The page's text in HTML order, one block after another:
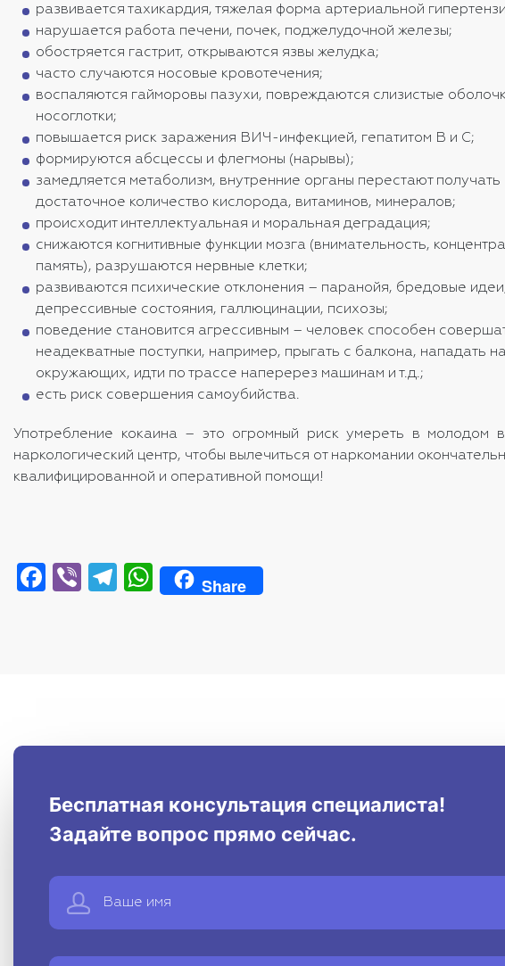
развивается тахикардия, тяжелая форма артериальной
нарушается работа печени, почек, поджелудочной железы;
обостряется гастрит, открываются язвы желудка;
часто случаются носовые кровотечения;
воспаляются гайморовы пазухи, повреждаются слизистые
носоглотки;
повышается риск заражения ВИЧ-инфекцией, гепатитом В и С;
формируются абсцессы и флегмоны (нарывы);
замедляется метаболизм, внутренние органы перестают получать
достаточное количество кислорода, витаминов, минералов;
происходит интеллектуальная и моральная деградация;
снижаются когнитивные функции мозга (внимательность,
память), разрушаются нервные клетки;
развиваются психические отклонения – паранойя, бредовые
депрессивные состояния, галлюцинации, психозы;
поведение становится агрессивным – человек способен
неадекватные поступки, например, прыгать с балкона, нападать
окружающих, идти по трассе наперерез машинам и т.д.;
есть риск совершения самоубийства.
Употребление кокаина – это огромный риск умереть в
наркологический центр, чтобы вылечиться от наркомании
квалифицированной и оперативной помощи!
Facebook
ViberTelegram
WhatsApp
Share
Бесплатная консультация специалиста!
Задайте вопрос прямо сейчас.